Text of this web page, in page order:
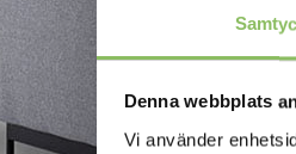
Denna webbplats
Vi använder